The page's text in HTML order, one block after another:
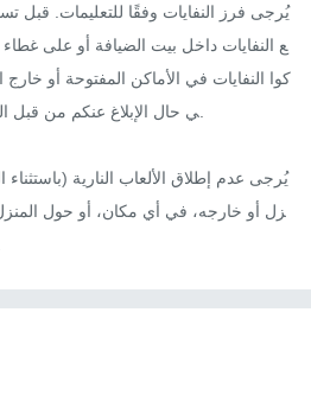
ع النفايات داخل بيت الضيافة أو على غطاء
كوا النفايات في الأماكن المفتوحة أو خارج
ي حال الإبلاغ عنكم من قبل
زل أو خارجه، في أي مكان، أو حول